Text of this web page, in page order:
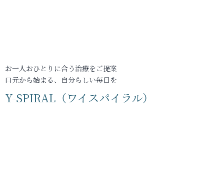
お一人おひとりに合う治療をご提案
口元から始まる、自分らしい毎日を
Y-SPIRAL（ワイスパイラル）